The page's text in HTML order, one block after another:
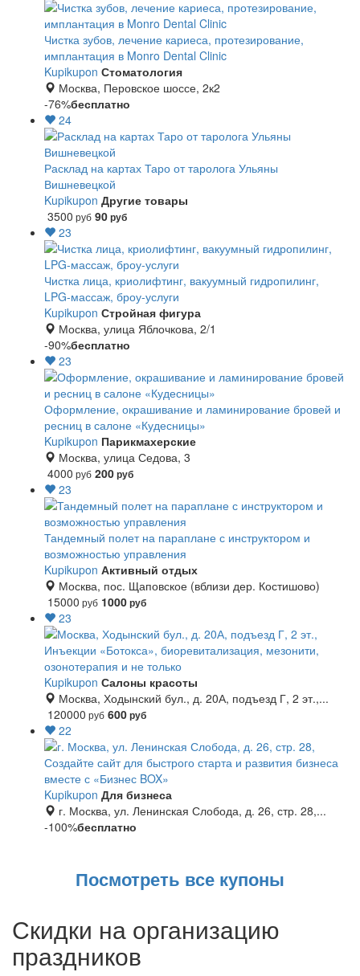
Чистка зубов, лечение кариеса, протезирование,
имплантация в Monro Dental Clinic
Kupikupon Стоматология
Москва, Перовское шоссе, 2к2
-76%бесплатно
24
Расклад на картах Таро от таролога Ульяны
Вишневецкой
Kupikupon Другие товары
3500 руб 90руб
23
Чистка лица, криолифтинг, вакуумный гидропилинг,
LPG-массаж, броу-услуги
Kupikupon Стройная фигура
Москва, улица Яблочкова, 2/1
-90%бесплатно
23
Оформление, окрашивание и ламинирование бровей и
ресниц в салоне «Кудесницы»
Kupikupon Парикмахерские
Москва, улица Седова, 3
4000 руб 200руб
23
Тандемный полет на параплане с инструктором и
возможностью управления
Kupikupon Активный отдых
Москва, пос. Щаповское (вблизи дер. Костишово)
15000 руб 1000руб
23
Инъекции «Ботокса», биоревитализация, мезонити,
озонотерапия и не только
Kupikupon Салоны красоты
Москва, Ходынский бул., д. 20А, подъезд Г, 2 эт.,...
120000 руб 600руб
22
Создайте сайт для быстрого старта и развития бизнеса
вместе с «Бизнес BOX»
Kupikupon Для бизнеса
г. Москва, ул. Ленинская Слобода, д. 26, стр. 28,...
-100%бесплатно
Посмотреть все купоны
Скидки на организацию
праздников